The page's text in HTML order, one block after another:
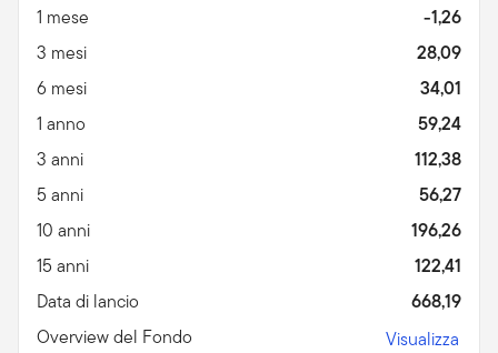
1 mese
-1,26
3 mesi
28,09
6 mesi
34,01
1 anno
59,24
3 anni
112,38
5 anni
56,27
10 anni
196,26
15 anni
122,41
Data di lancio
668,19
Overview del Fondo
Visualizza